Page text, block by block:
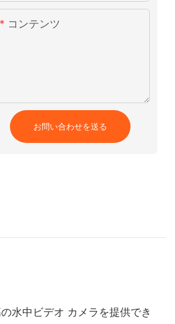
コンテンツ
お問い合わせを送る
水中ビデオ カメラを提供でき